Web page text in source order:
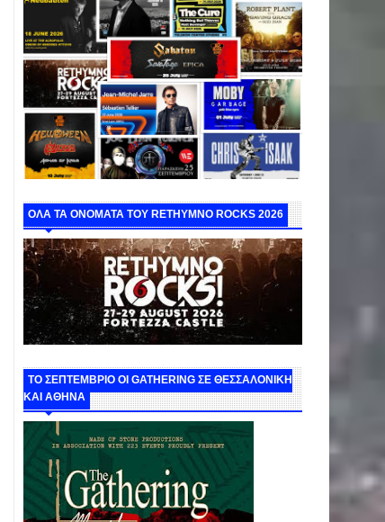
ΟΛΑ ΤΑ ΟΝΟΜΑΤΑ ΤΟΥ RETHYMNO ROCKS 2026
ΤΟ ΣΕΠΤΕΜΒΡΙΟ ΟΙ GATHERING ΣΕ ΘΕΣΣΑΛΟΝΙΚΗ
ΚΑΙ ΑΘΗΝΑ